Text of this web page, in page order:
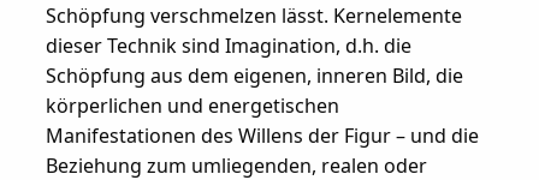
Schöpfung verschmelzen lässt. Kernelemente
dieser Technik sind Imagination, d.h. die
Schöpfung aus dem eigenen, inneren Bild, die
körperlichen und energetischen
Manifestationen des Willens der Figur – und die
Beziehung zum umliegenden, realen oder